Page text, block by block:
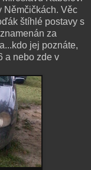
Němčičkách. Věc
štíhlé postavy s
za
jej poznáte,
a nebo zde v